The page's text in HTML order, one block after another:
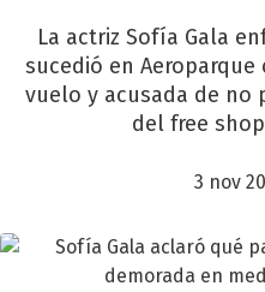
La actriz Sofía Gala
sucedió en
vuelo y acusada de no
del free
3 nov